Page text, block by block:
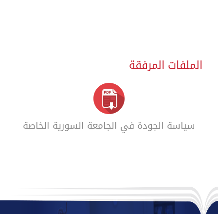
الملفات المرفقة
سياسة الجودة في الجامعة السورية الخاصة